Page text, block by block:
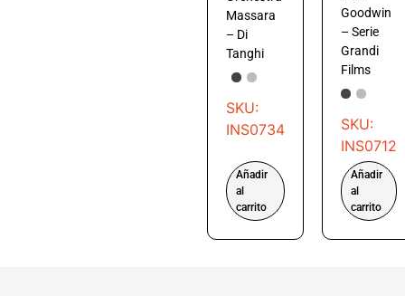
Massara
– Di
Tanghi
SKU:
INS0734
Añadir
al
carrito
Goodwin
– Serie
Grandi
Films
SKU:
INS0712
Añadir
al
carrito